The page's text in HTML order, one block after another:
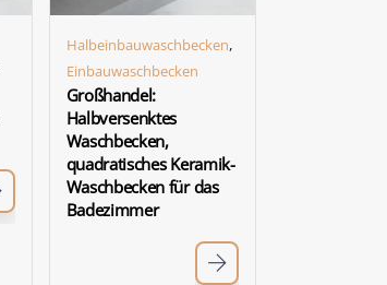
Halbeinbauwaschbecken,
Einbauwaschbecken
Großhandel:
Halbversenktes
Waschbecken,
quadratisches Keramik-
Waschbecken für das
Badezimmer